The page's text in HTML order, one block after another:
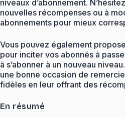
niveaux d’abonnement.
nouvelles récompenses ou à
abonnements pour mieux
Vous pouvez également
pour inciter vos abonnés à
à s’abonner à un nouveau
une bonne occasion de
fidèles en leur offrant des
En résumé